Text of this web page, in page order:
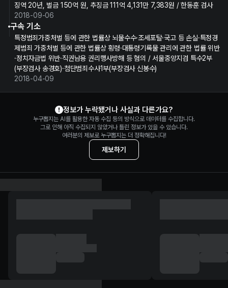
징역 20년, 벌금 150억 원, 추징금 111억 4,131만 7,383원 / 한동훈 검사
2018-09-06
구속 기소
특정범죄가중처벌 등에 관한 법률상 뇌물수수·조세포탈·국고 등 손실·특정경
제범죄 가중처벌 등에 관한 법률상 횡령·대통령기록물 관리에 관한 법률 위반
·정치자금법 위반·직권남용 권리행사방해 등 혐의 / 서울중앙지검 특수2부
(부장검사 송경호)·첨단범죄수사1부(부장검사 신봉수)
2018-04-09
정보가 누락됐거나 사실과 다른가요?
누구뽑지는 AI를 활용한 자동 수집 등의 방식으로 데이터를 수집합니다.
그로 인해 아직 수집되지 않았거나 틀린 정보가 있을 수 있습니다.
여러분의 제보로 누구뽑지는 더 정확해집니다!
제보하기